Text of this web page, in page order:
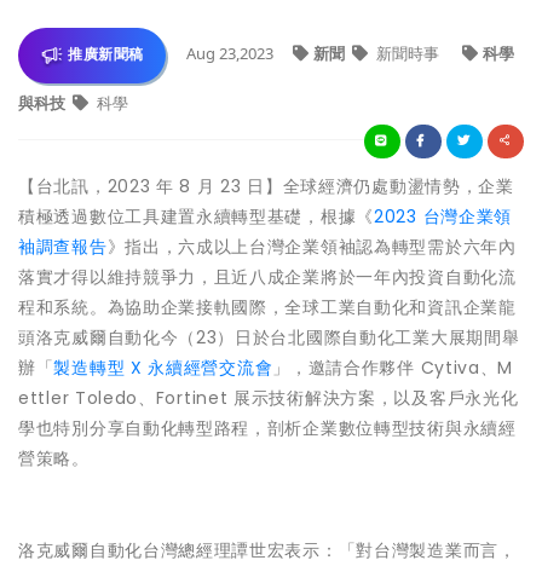
推廣新聞稿 Aug 23,2023 新聞 新聞時事 科學
與科技 科學
【台北訊，2023 年 8 月 23 日】全球經濟仍處動盪情勢，企業
積極透過數位工具建置永續轉型基礎，根據《2023 台灣企業領
袖調查報告》指出，六成以上台灣企業領袖認為轉型需於六年內
落實才得以維持競爭力，且近八成企業將於一年內投資自動化流
程和系統。為協助企業接軌國際，全球工業自動化和資訊企業龍
頭洛克威爾自動化今（23）日於台北國際自動化工業大展期間舉
辦「製造轉型 X 永續經營交流會 」，邀請合作夥伴 Cytiva、M
ettler Toledo、Fortinet 展示技術解決方案，以及客戶永光化
學也特別分享自動化轉型路程，剖析企業數位轉型技術與永續經
營策略。
洛克威爾自動化台灣總經理譚世宏表示：「對台灣製造業而言，